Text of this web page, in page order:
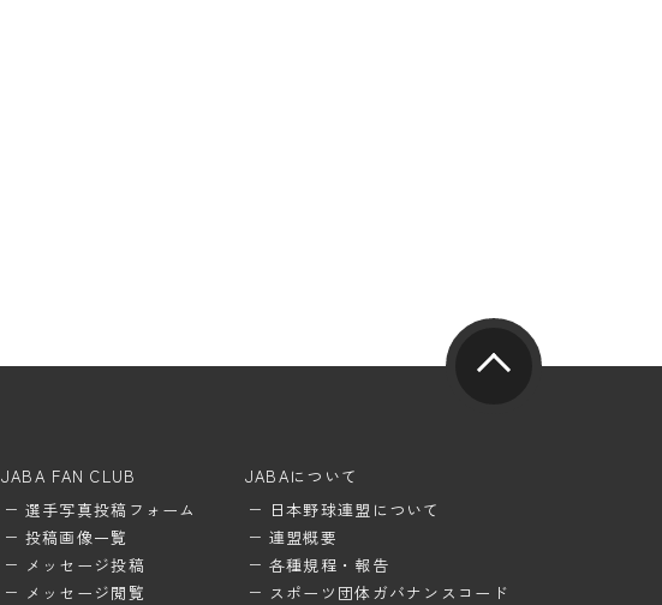
JABA FAN CLUB
選手写真投稿フォーム
投稿画像一覧
メッセージ投稿
メッセージ閲覧
JABAについて
日本野球連盟について
連盟概要
各種規程・報告
スポーツ団体ガバナンスコード